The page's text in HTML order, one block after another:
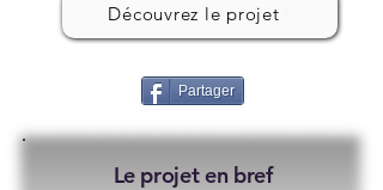
Découvrez le projet
Partager
Le projet en bref